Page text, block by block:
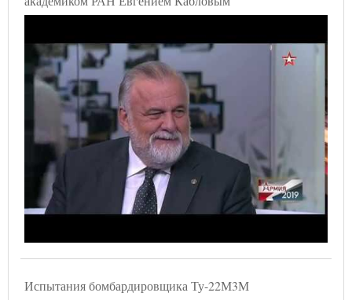
Испытания бомбардировщика Ту-22М3М